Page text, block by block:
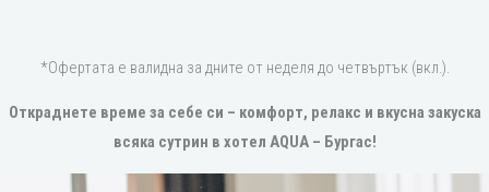
*Офертата е валидна за дните от неделя до четвъртък (вкл.).
Откраднете време за себе си – комфорт, релакс и вкусна закуска
всяка сутрин в хотел AQUA – Бургас!